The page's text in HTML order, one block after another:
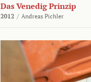
Das Venedig Prinzip
2012 / Andreas Pichler